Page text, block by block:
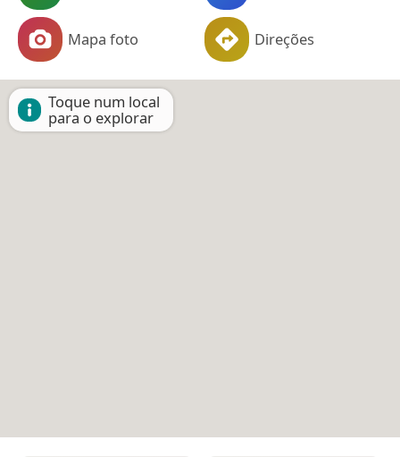
Mapa foto Direções
Toque num local
para o explorar